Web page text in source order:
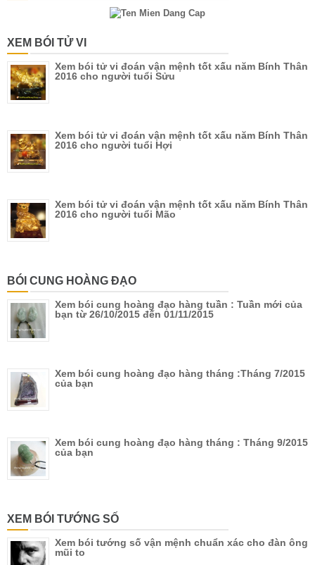
XEM BÓI TỬ VI
Xem bói tử vi đoán vận mệnh tốt xấu năm Bính Thân
2016 cho người tuổi Sửu
Xem bói tử vi đoán vận mệnh tốt xấu năm Bính Thân
2016 cho người tuổi Hợi
Xem bói tử vi đoán vận mệnh tốt xấu năm Bính Thân
2016 cho người tuổi Mão
BÓI CUNG HOÀNG ĐẠO
Xem bói cung hoàng đạo hàng tuần : Tuần mới của
bạn từ 26/10/2015 đến 01/11/2015
Xem bói cung hoàng đạo hàng tháng :Tháng 7/2015
của bạn
Xem bói cung hoàng đạo hàng tháng : Tháng 9/2015
của bạn
XEM BÓI TƯỚNG SỐ
Xem bói tướng số vận mệnh chuẩn xác cho đàn ông
mũi to